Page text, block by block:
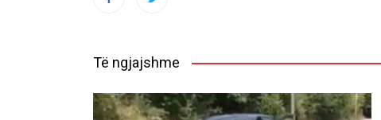
Të ngjajshme